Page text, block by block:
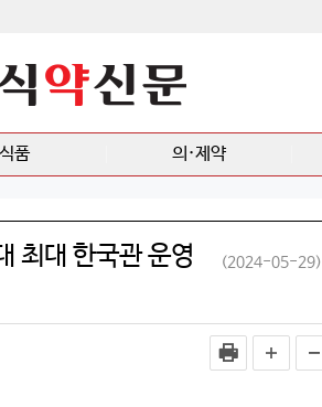
식품 의·제약
최대 한국관 운영 (2024-05-29)